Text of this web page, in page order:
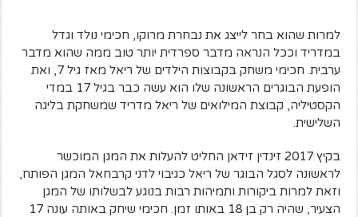
למרות שהוא בחר לייצג את נבחרת מרוקו, חכימי נולד וגדל
במדריד וככל הנראה מדבר ספרדית יותר טוב ממה שהוא מדבר
ערבית. חכימי משחק בקבוצות הילדים של ריאל מאז גיל 7, ואת
הופעת הבוגרים הראשונה שלו הוא עשה כבר בגיל 17 במדי
הקסטיליה, קבוצת המילואים של ריאל מדריד שמשחקת בליגה
השלישית.
בקיץ 2017 זינדין זידאן החליט להעלות את המגן המוכשר
לראשונה לסגל הבוגר של ריאל כגיבוי לדני קרבחאל המגן הפותח,
וזאת למרות ביקורות ותמיהות רבות בנוגע לבשלותו של המגן
הצעיר, שהיה רק בן 18 באותו זמן. חכימי שיחק באותה עונה 17